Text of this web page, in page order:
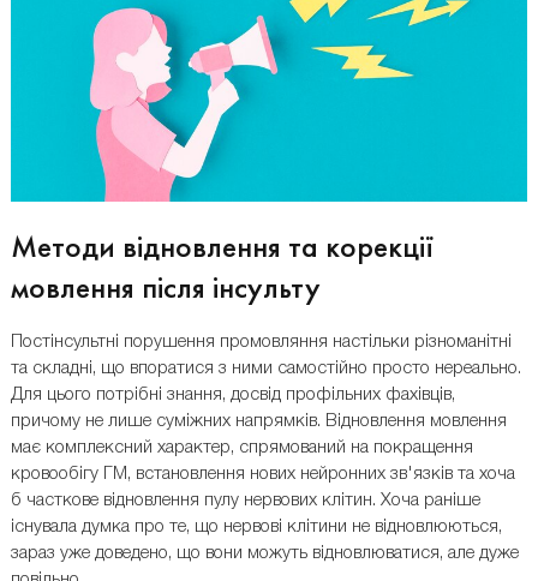
Методи відновлення та корекції
мовлення після інсульту
Постінсультні порушення промовляння настільки різноманітні
та складні, що впоратися з ними самостійно просто нереально.
Для цього потрібні знання, досвід профільних фахівців,
причому не лише суміжних напрямків. Відновлення мовлення
має комплексний характер, спрямований на покращення
кровообігу ГМ, встановлення нових нейронних зв'язків та хоча
б часткове відновлення пулу нервових клітин. Хоча раніше
існувала думка про те, що нервові клітини не відновлюються,
зараз уже доведено, що вони можуть відновлюватися, але дуже